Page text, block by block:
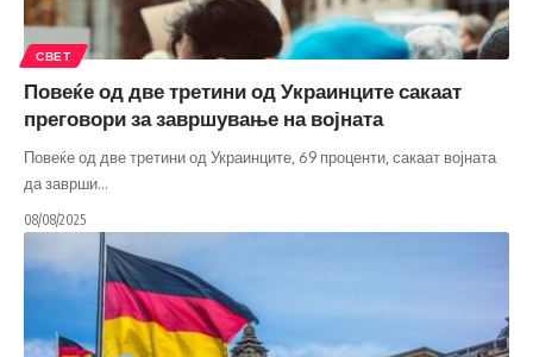
СВЕТ
Повеќе од две третини од Украинците сакаат
преговори за завршување на војната
Повеќе од две третини од Украинците, 69 проценти, сакаат војната
да заврши…
08/08/2025